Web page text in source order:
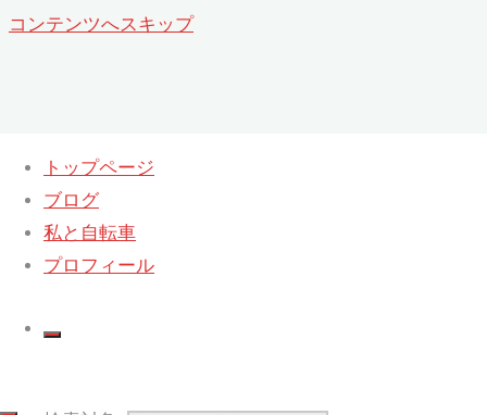
コンテンツへスキップ
トップページ
ブログ
私と自転車
プロフィール